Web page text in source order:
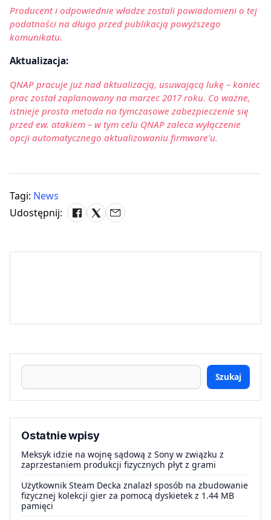
Producent i odpowiednie władze zostali powiadomieni o tej
podatności na długo przed publikacją powyższego
komunikatu.
Aktualizacja:
QNAP pracuje już nad aktualizacją, usuwającą lukę – koniec
prac został zaplanowany na marzec 2017 roku. Co ważne,
istnieje prosta metoda na tymczasowe zabezpieczenie się
przed ew. atakiem – w tym celu QNAP zaleca wyłączenie
opcji automatycznego aktualizowaniu firmware'u.
Tagi: News
Udostępnij:
Szukaj
Ostatnie wpisy
Meksyk idzie na wojnę sądową z Sony w związku z
zaprzestaniem produkcji fizycznych płyt z grami
Użytkownik Steam Decka znalazł sposób na zbudowanie
fizycznej kolekcji gier za pomocą dyskietek z 1.44 MB
pamięci